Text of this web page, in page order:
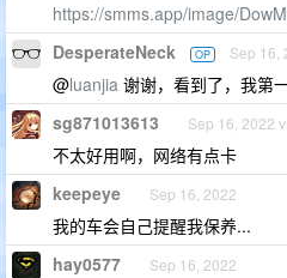
https://smms.app/image/
DesperateNeck OP Sep 16,
@luanjia 谢谢，看到了，我第
sg871013613 Sep 16, 2022
不太好用啊，网络有点卡
keepeye Sep 16, 2022
我的车会自己提醒我保养...
hay0577 Sep 16, 2022